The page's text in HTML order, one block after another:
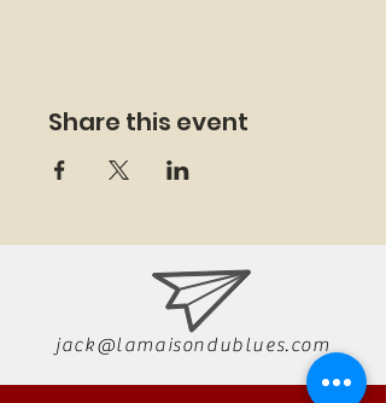
Share this event
jack@lamaisondublues.com